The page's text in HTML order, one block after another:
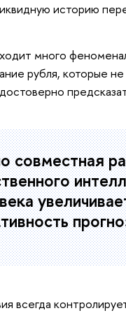
историю
много
рубля, которые
совместная
всегда